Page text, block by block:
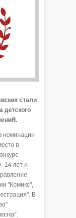
стали
детского
номинации
в
лет и
"Комикс",
В